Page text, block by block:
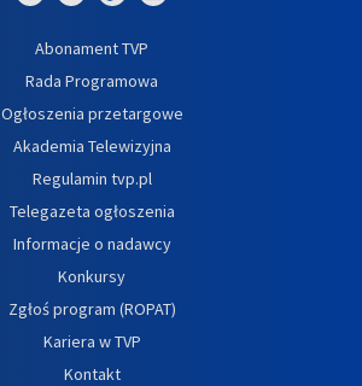
Abonament TVP
Rada Programowa
Ogłoszenia przetargowe
Akademia Telewizyjna
Regulamin tvp.pl
Telegazeta ogłoszenia
Informacje o nadawcy
Konkursy
Zgłoś program (ROPAT)
Kariera w TVP
Kontakt